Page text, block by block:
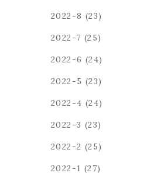
2022-8 (23)
2022-7 (25)
2022-6 (24)
2022-5 (23)
2022-4 (24)
2022-3 (23)
2022-2 (25)
2022-1 (27)